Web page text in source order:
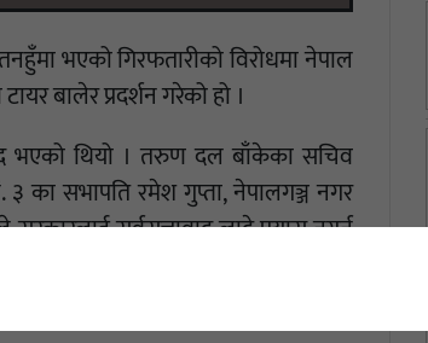
भएको गिरफतारीको विरोधमा नेपाल
बालेर प्रदर्शन गरेको हो ।
भएको थियो । तरुण दल बाँकेका सचिव
३ का सभापति रमेश गुप्ता, नेपालगञ्ज नगर
सर्वसत्तावाद लाद्ने प्रयास नगर्न